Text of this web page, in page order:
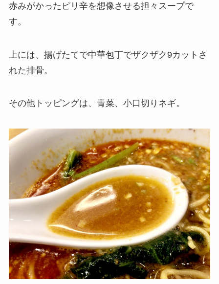
赤みがかったピリ辛を想像させる担々スープで
す。
上には、揚げたてで中華包丁でザクザク9カットさ
れた排骨。
その他トッピングは、青菜、小口切りネギ。